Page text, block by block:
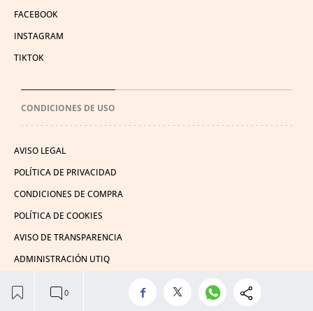
FACEBOOK
INSTAGRAM
TIKTOK
CONDICIONES DE USO
AVISO LEGAL
POLÍTICA DE PRIVACIDAD
CONDICIONES DE COMPRA
POLÍTICA DE COOKIES
AVISO DE TRANSPARENCIA
ADMINISTRACIÓN UTIQ